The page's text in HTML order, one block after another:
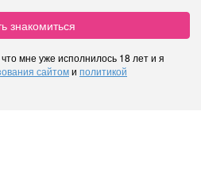
знакомиться
мне уже исполнилось 18 лет и я
сайтоми политикой